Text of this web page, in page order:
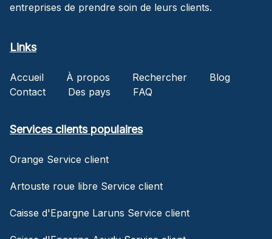
entreprises de prendre soin de leurs clients.
Links
Accueil À propos Rechercher
Blog
Contact
Des pays FAQ
Services clients populaires
Orange Service client
Artouste roue libre Service client
Caisse d'Epargne Laruns Service client